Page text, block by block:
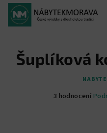
Přejít
obsah
Šuplíková
Průměrné
3 hodnocení